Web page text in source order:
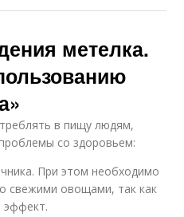
метелка.
в пищу людям,
со здоровьем:
При этом необходимо
свежими овощами, так как
эффект.